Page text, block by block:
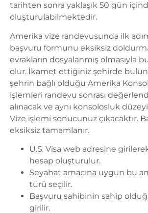
tarihten sonra yaklaşık 50 gün
oluşturulabilmektedir.
Amerika vize randevusunda ilk
başvuru formunu eksiksiz
evrakların dosyalanmış olmasıyla
olur. İkamet ettiğiniz şehirde
şehrin bağlı olduğu Amerika
işlemleri randevu sonrası
alınacak ve aynı konsolosluk
Vize işlemi sonucunuz çıkacaktır.
eksiksiz tamamlanır.
U.S. Visa web adresine
hesap oluşturulur.
Seyahat amacına uygun bu
türü seçilir.
Başvuru sahibinin sahip
girilir.